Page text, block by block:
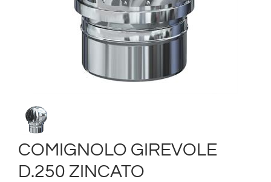
COMIGNOLO GIREVOLE
D.250 ZINCATO